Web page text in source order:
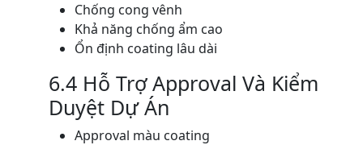
Chống cong vênh
Khả năng chống ẩm cao
Ổn định coating lâu dài
6.4 Hỗ Trợ Approval Và Kiểm
Duyệt Dự Án
Approval màu coating